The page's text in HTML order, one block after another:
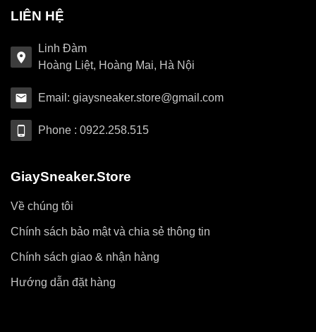
LIÊN HỆ
Linh Đàm
Hoàng Liệt, Hoàng Mai, Hà Nội
Email: giaysneaker.store@gmail.com
Phone : 0922.258.515
GiaySneaker.Store
Về chúng tôi
Chính sách bảo mật và chia sẻ thông tin
Chính sách giao & nhận hàng
Hướng dẫn đặt hàng